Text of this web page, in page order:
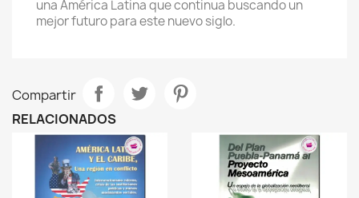
una América Latina que continua buscando un
mejor futuro para este nuevo siglo.
Compartir
RELACIONADOS